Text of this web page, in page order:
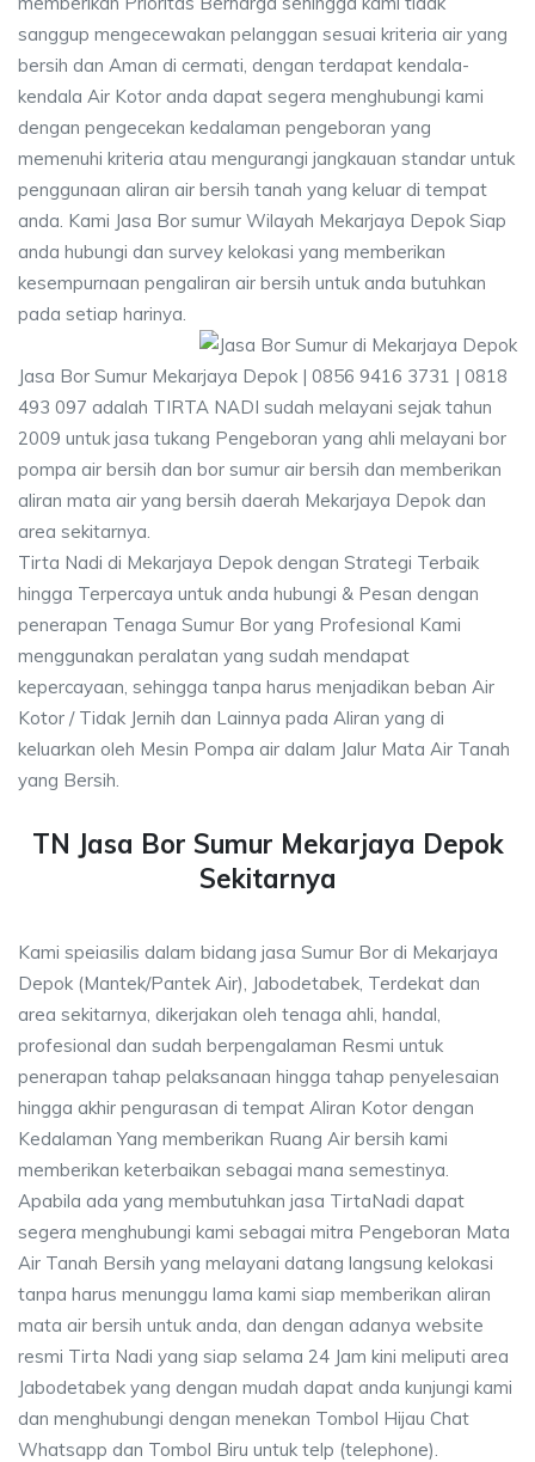
sanggup mengecewakan pelanggan sesuai kriteria air yang
bersih dan Aman di cermati, dengan terdapat kendala-
kendala Air Kotor anda dapat segera menghubungi kami
dengan pengecekan kedalaman pengeboran yang
memenuhi kriteria atau mengurangi jangkauan standar untuk
penggunaan aliran air bersih tanah yang keluar di tempat
anda. Kami Jasa Bor sumur Wilayah Mekarjaya Depok Siap
anda hubungi dan survey kelokasi yang memberikan
kesempurnaan pengaliran air bersih untuk anda butuhkan
pada setiap harinya.
Jasa Bor Sumur Mekarjaya Depok | 0856 9416 3731 | 0818
493 097 adalah TIRTA NADI sudah melayani sejak tahun
2009 untuk jasa tukang Pengeboran yang ahli melayani bor
pompa air bersih dan bor sumur air bersih dan memberikan
aliran mata air yang bersih daerah Mekarjaya Depok dan
area sekitarnya.
Tirta Nadi di Mekarjaya Depok dengan Strategi Terbaik
hingga Terpercaya untuk anda hubungi & Pesan dengan
penerapan Tenaga Sumur Bor yang Profesional Kami
menggunakan peralatan yang sudah mendapat
kepercayaan, sehingga tanpa harus menjadikan beban Air
Kotor / Tidak Jernih dan Lainnya pada Aliran yang di
keluarkan oleh Mesin Pompa air dalam Jalur Mata Air Tanah
yang Bersih.
TN Jasa Bor Sumur Mekarjaya Depok
Sekitarnya
Kami speiasilis dalam bidang jasa Sumur Bor di Mekarjaya
Depok (Mantek/Pantek Air), Jabodetabek, Terdekat dan
area sekitarnya, dikerjakan oleh tenaga ahli, handal,
profesional dan sudah berpengalaman Resmi untuk
penerapan tahap pelaksanaan hingga tahap penyelesaian
hingga akhir pengurasan di tempat Aliran Kotor dengan
Kedalaman Yang memberikan Ruang Air bersih kami
memberikan keterbaikan sebagai mana semestinya.
Apabila ada yang membutuhkan jasa TirtaNadi dapat
segera menghubungi kami sebagai mitra Pengeboran Mata
Air Tanah Bersih yang melayani datang langsung kelokasi
tanpa harus menunggu lama kami siap memberikan aliran
mata air bersih untuk anda, dan dengan adanya website
resmi Tirta Nadi yang siap selama 24 Jam kini meliputi area
Jabodetabek yang dengan mudah dapat anda kunjungi kami
dan menghubungi dengan menekan Tombol Hijau Chat
Whatsapp dan Tombol Biru untuk telp (telephone).